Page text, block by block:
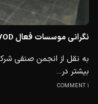
نگرانی موسسات فعال VOD از خشکاندن ریشه تولید در این عرصه
به نقل از انجمن صنفی
بیشتر در...
1 COMMENT